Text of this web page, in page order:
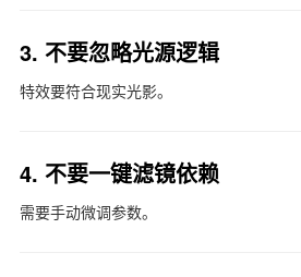
3. 不要忽略光源逻辑
特效要符合现实光影。
4. 不要一键滤镜依赖
需要手动微调参数。